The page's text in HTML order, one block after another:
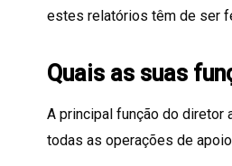
estes relatórios têm de ser
Quais as suas
A principal função do diretor
todas as operações de apoio